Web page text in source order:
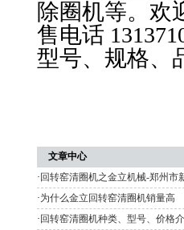
除圈机等。欢
售电话
型号、规格、
文章中心
· 回转窑清圈机之金立机械-郑州市
·为什么金立回转窑清圈机销量高
· 回转窑清圈机种类、型号、价格